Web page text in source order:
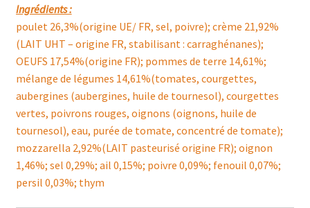
Ingrédients :
poulet 26,3%(origine UE/ FR, sel, poivre); crème 21,92%
(LAIT UHT – origine FR, stabilisant : carraghénanes);
OEUFS 17,54%(origine FR); pommes de terre 14,61%;
mélange de légumes 14,61%(tomates, courgettes,
aubergines (aubergines, huile de tournesol), courgettes
vertes, poivrons rouges, oignons (oignons, huile de
tournesol), eau, purée de tomate, concentré de tomate);
mozzarella 2,92%(LAIT pasteurisé origine FR); oignon
1,46%; sel 0,29%; ail 0,15%; poivre 0,09%; fenouil 0,07%;
persil 0,03%; thym